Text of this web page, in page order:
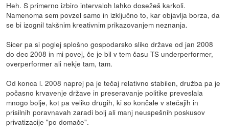
Heh. S primerno izbiro intervaloh lahko dosežeš karkoli.
Namenoma sem povzel samo in izključno to, kar objavlja borza, da
se bi izognil takšnim kreativnim prikazovanjem neznanja.
Sicer pa si poglej splošno gospodarsko sliko države od jan 2008
do dec 2008 in mi povej, če je bil v tem času TS underperformer,
overperformer ali nekje tam, tam.
Od konca l. 2008 naprej pa je tečaj relativno stabilen, družba pa je
počasno krvavenje države in preseravanje politike preveslala
mnogo bolje, kot pa veliko drugih, ki so končale v stečajih in
prisilnih poravnavah zaradi bolj ali manj neuspešnih poskusov
privatizacije "po domače".